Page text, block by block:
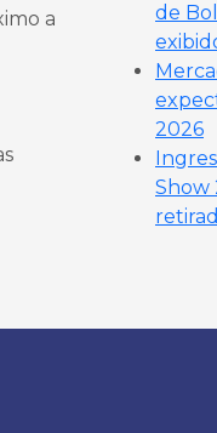
a
de
2026
Show